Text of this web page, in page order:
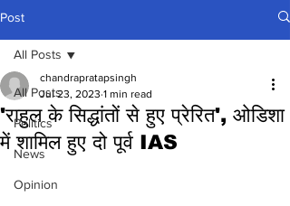
Post
All Posts
Politics
News
Opinion
All Posts
'राहुल के सिद्धांतों से हुए प्रेरित', ओडिशा
में शामिल हुए दो पूर्व IAS
chandrapratapsingh
Jul 23, 2023 1 min read